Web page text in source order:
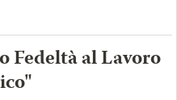
Fedeltà al Lavoro